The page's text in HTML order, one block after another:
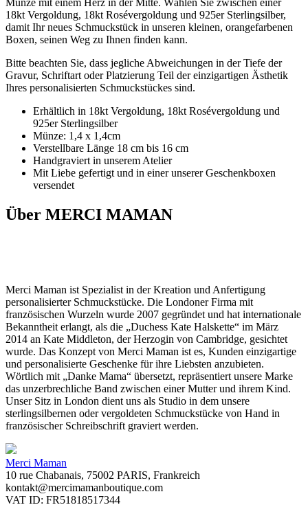
18kt Vergoldung, 18kt Rosévergoldung und 925er Sterlingsilber,
damit Ihr neues Schmuckstück in unseren kleinen, orangefarbenen
Boxen, seinen Weg zu Ihnen finden kann.
Bitte beachten Sie, dass jegliche Abweichungen in der Tiefe der
Gravur, Schriftart oder Platzierung Teil der einzigartigen Ästhetik
Ihres personalisierten Schmuckstückes sind.
Erhältlich in 18kt Vergoldung, 18kt Rosévergoldung und
925er Sterlingsilber
Münze: 1,4 x 1,4cm
Verstellbare Länge 18 cm bis 16 cm
Handgraviert in unserem Atelier
Mit Liebe gefertigt und in einer unserer Geschenkboxen
versendet
Über MERCI MAMAN
Merci Maman ist Spezialist in der Kreation und Anfertigung
personalisierter Schmuckstücke. Die Londoner Firma mit
französischen Wurzeln wurde 2007 gegründet und hat internationale
Bekanntheit erlangt, als die „Duchess Kate Halskette“ im März
2014 an Kate Middleton, der Herzogin von Cambridge, gesichtet
wurde. Das Konzept von Merci Maman ist es, Kunden einzigartige
und personalisierte Geschenke für ihre Liebsten anzubieten.
Wörtlich mit „Danke Mama“ übersetzt, repräsentiert unsere Marke
das unzerbrechliche Band zwischen einer Mutter und ihrem Kind.
Unser Sitz in London dient uns als Studio in dem unsere
sterlingsilbernen oder vergoldeten Schmuckstücke von Hand in
französischer Schreibschrift graviert werden.
Merci Maman
10 rue Chabanais, 75002 PARIS, Frankreich
kontakt@mercimamanboutique.com
VAT ID: FR51818517344